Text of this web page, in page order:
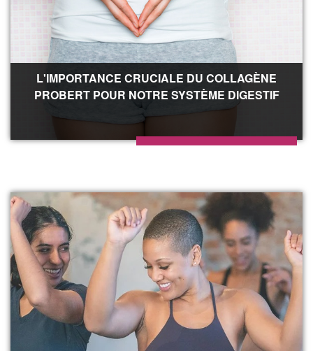
L'IMPORTANCE CRUCIALE DU COLLAGÈNE
PROBERT POUR NOTRE SYSTÈME DIGESTIF